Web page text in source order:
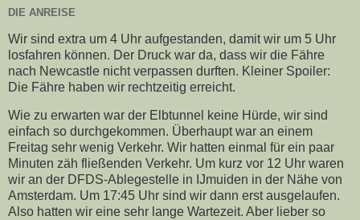
DIE ANREISE
Wir sind extra um 4 Uhr aufgestanden, damit wir um 5 Uhr
losfahren können. Der Druck war da, dass wir die Fähre
nach Newcastle nicht verpassen durften. Kleiner Spoiler:
Die Fähre haben wir rechtzeitig erreicht.
Wie zu erwarten war der Elbtunnel keine Hürde, wir sind
einfach so durchgekommen. Überhaupt war an einem
Freitag sehr wenig Verkehr. Wir hatten einmal für ein paar
Minuten zäh fließenden Verkehr. Um kurz vor 12 Uhr waren
wir an der DFDS-Ablegestelle in IJmuiden in der Nähe von
Amsterdam. Um 17:45 Uhr sind wir dann erst ausgelaufen.
Also hatten wir eine sehr lange Wartezeit. Aber lieber so